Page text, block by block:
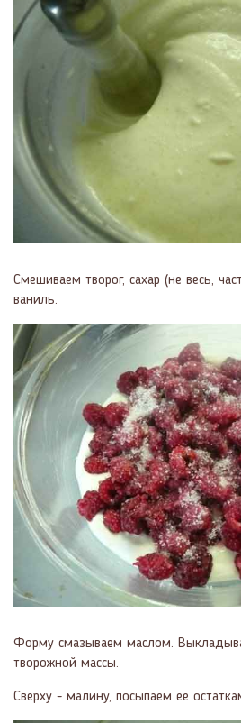
Смешиваем творог, сахар (не весь,
ваниль.
Форму смазываем маслом.
творожной массы.
Сверху - малину, посыпаем ее